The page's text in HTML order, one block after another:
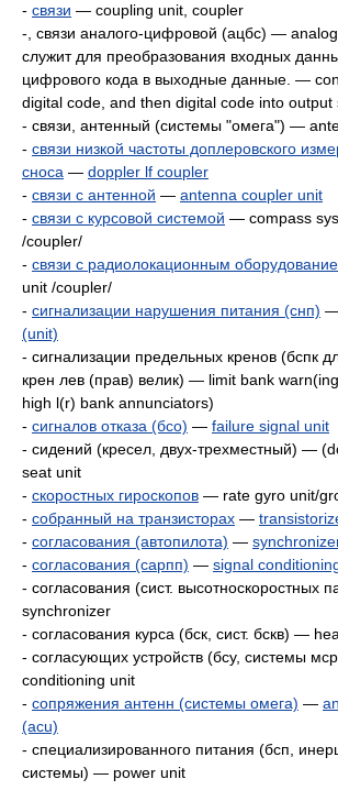
- связи — coupling unit, coupler
-, связи аналого-цифровой (ацбс) —
служит для преобразования входных
цифрового кода в выходные данные. —
digital code, and then digital code into output
- связи, антенный (системы "омега") —
- связи низкой частоты доплеровского
сноса — doppler lf coupler
- связи с антенной — antenna coupler unit
- связи с курсовой системой — compass
/coupler/
- связи с радиолокационным
unit /coupler/
- сигнализации нарушения питания (снп)
(unit)
- сигнализации предельных кренов (бспк
крен лев (прав) велик) — limit bank
high l(r) bank annunciators)
- сигналов отказа (бсо) — failure signal unit
- сидений (кресел, двух-трехместный) —
seat unit
- скоростных гироскопов — rate gyro unit/
- собранный на транзисторах —
- согласования (автопилота) —
- согласования (сарпп) — signal
- согласования (сист. высотноскоростных
synchronizer
- согласования курса (бск, сист. бскв) —
- согласующих устройств (бсу, системы
conditioning unit
- сопряжения антенн (системы омега) —
(acu)
- специализированного питания (бсп,
системы) — power unit